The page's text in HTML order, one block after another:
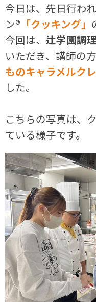
今日は、先日行わ
ン® 「クッキング」
今回は、辻学園調
いただき、講師の
ものキャラメルク
した。
こちらの写真は、
ている様子です。